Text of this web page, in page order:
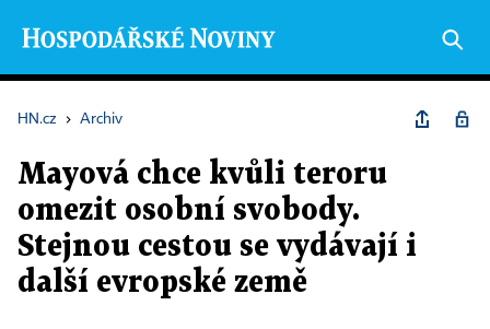
HN.cz › Archiv
Mayová chce kvůli teroru
omezit osobní svobody.
Stejnou cestou se vydávají i
další evropské země